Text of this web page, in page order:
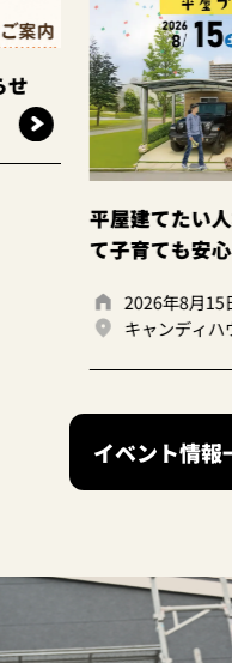
！ゆったり暮らし
屋」プランをご提
イベント情報